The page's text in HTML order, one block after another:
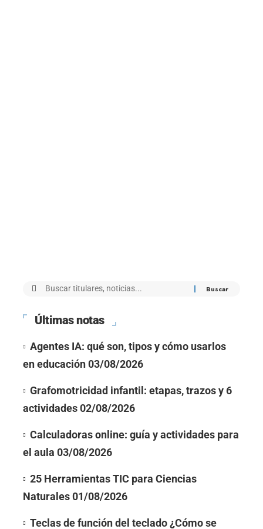
Últimas notas
Agentes IA: qué son, tipos y cómo usarlos
en educación03/08/2026
Grafomotricidad infantil: etapas, trazos y 6
actividades02/08/2026
Calculadoras online: guía y actividades para
el aula 03/08/2026
25 Herramientas TIC para Ciencias
Naturales01/08/2026
Teclas de función del teclado ¿Cómo se